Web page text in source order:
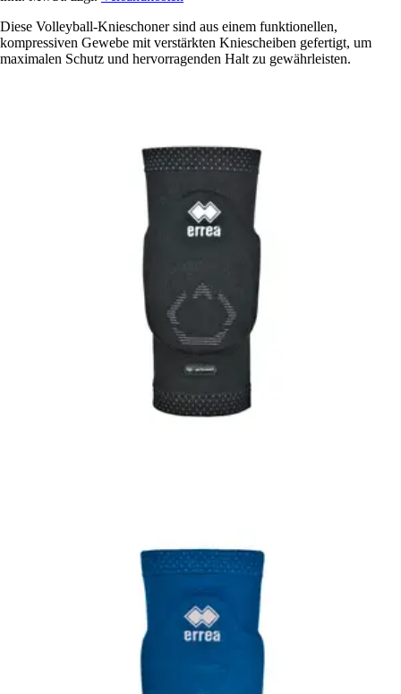
Diese Volleyball-Knieschoner sind aus einem funktionellen,
kompressiven Gewebe mit verstärkten Kniescheiben gefertigt, um
maximalen Schutz und hervorragenden Halt zu gewährleisten.